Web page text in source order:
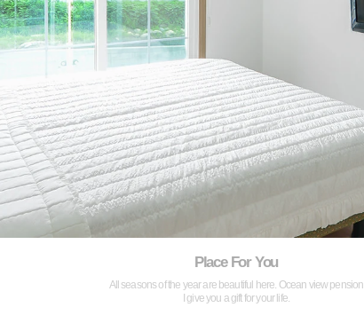
Place For You
All seasons of the year are beautiful here. Ocean view pension
I give you a gift for your life.